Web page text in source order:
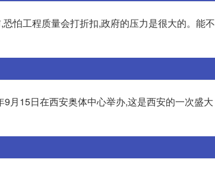
怕工程质量会打折扣,政府的压力是很大的。能不
月15日在西安奥体中心举办,这是西安的一次盛大